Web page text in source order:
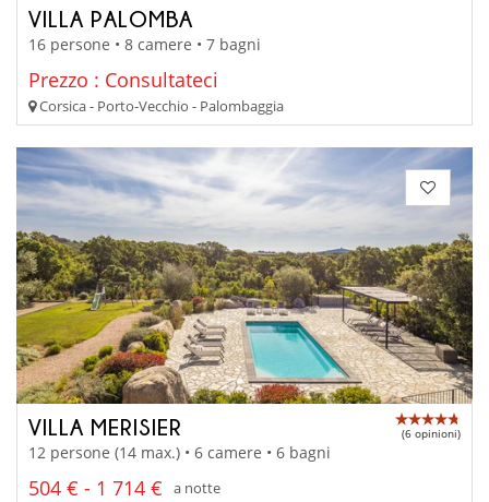
VILLA PALOMBA
16 persone • 8 camere • 7 bagni
Prezzo : Consultateci
Corsica - Porto-Vecchio - Palombaggia
VILLA MERISIER (6 opinioni)
12 persone (14 max.) • 6 camere • 6 bagni
504 € - 1 714 €
a notte